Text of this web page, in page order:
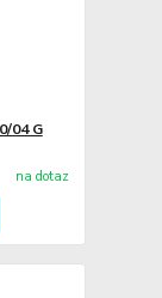
04 G
na dotaz